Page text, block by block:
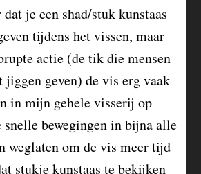
je een shad/stuk kunstaas
tijdens het vissen, maar
actie (de tik die mensen
jiggen geven) de vis erg vaak
in mijn gehele visserij op
snelle bewegingen in bijna alle
weglaten om de vis meer tijd
stukje kunstaas te bekijken